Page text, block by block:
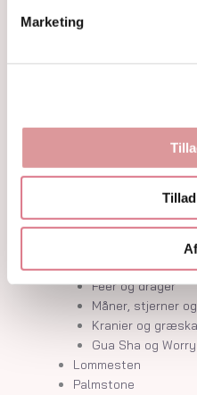
Marketing
Skåle og fade
Kontakt
Shop
Polerede Krystaller
Sommerfugle og
Søheste,
Feer og drager
Måner, stjerner
Kranier og
Gua Sha og
Lommesten
Palmstone